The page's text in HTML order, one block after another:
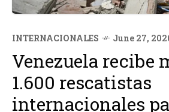
INTERNACIONALES June 27,
Venezuela recibe
1.600 rescatistas
internacionales